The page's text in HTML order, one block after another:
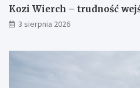
Kozi Wierch – trudność
3 sierpnia 2026